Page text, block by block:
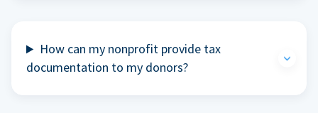
How can my nonprofit provide tax
documentation to my donors?